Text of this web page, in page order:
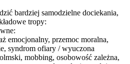
bardziej samodzielne dociekania,
tropy:
emocjonalny, przemoc moralna,
syndrom ofiary / wyuczona
mobbing, osobowość zależna,